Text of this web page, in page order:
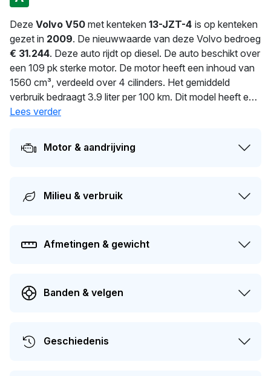
Deze Volvo V50 met kenteken 13-JZT-4 is op kenteken
gezet in 2009. De nieuwwaarde van deze Volvo bedroeg
€ 31.244. Deze auto rijdt op diesel. De auto beschikt over
een 109 pk sterke motor. De motor heeft een inhoud van
1560 cm³, verdeeld over 4 cilinders. Het gemiddeld
verbruik bedraagt 3.9 liter per 100 km. Dit model heeft een
gewicht van 1.394 kg. In 2025 heeft deze auto een
dagen opnieuw APK-gekeurd worden. Dit voertuig heeft
4 eigenaren gehad in het verleden. Op dit moment
Lees verder
Motor & aandrijving
Milieu & verbruik
Afmetingen & gewicht
Banden & velgen
Geschiedenis